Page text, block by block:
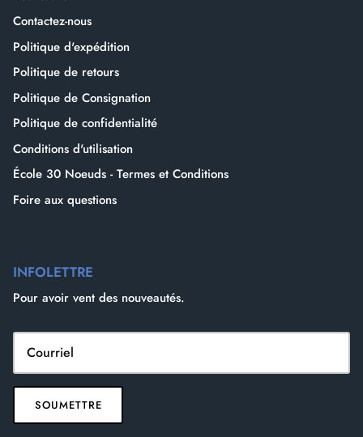
Contactez-nous
Politique d'expédition
Politique de retours
Politique de Consignation
Politique de confidentialité
Conditions d'utilisation
École 30 Noeuds - Termes et Conditions
Foire aux questions
INFOLETTRE
Pour avoir vent des nouveautés.
SOUMETTRE